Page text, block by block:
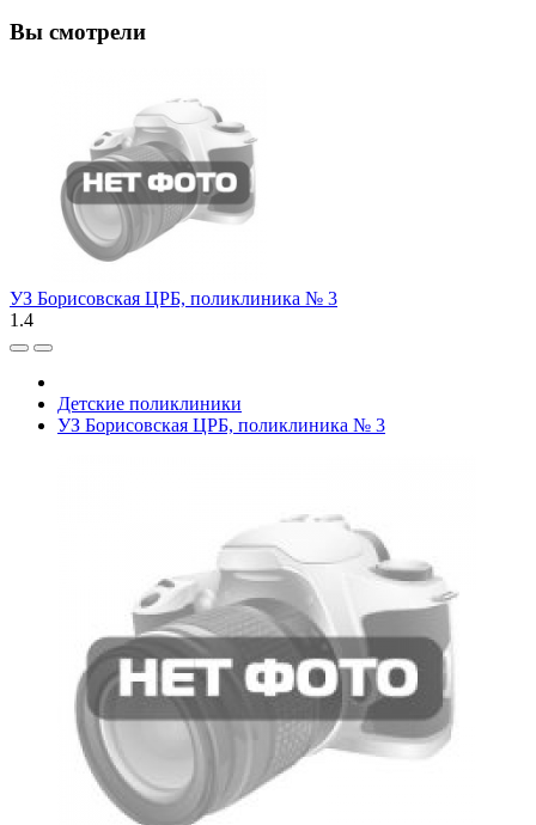
Вы смотрели
УЗ Борисовская ЦРБ, поликлиника № 3
1.4
Детские поликлиники
УЗ Борисовская ЦРБ, поликлиника № 3